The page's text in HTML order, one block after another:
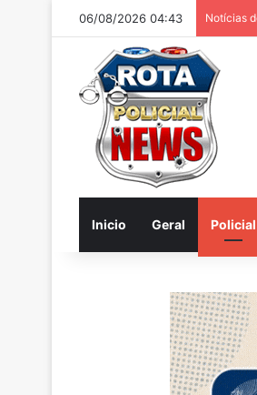
06/08/2026 04:43 Notícias
Inicio Geral Policial